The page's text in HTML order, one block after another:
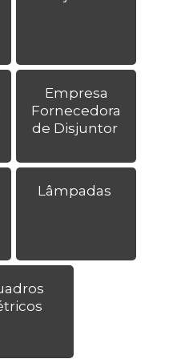
Empresa
Fornecedora
de Disjuntor
Lâmpadas